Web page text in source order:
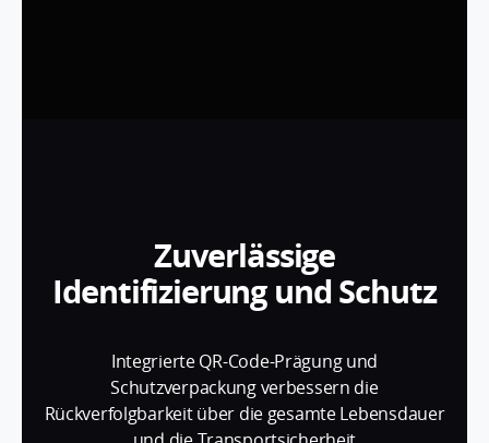
Zuverlässige
Identifizierung und Schutz
Integrierte QR-Code-Prägung und
Schutzverpackung verbessern die
Rückverfolgbarkeit über die gesamte Lebensdauer